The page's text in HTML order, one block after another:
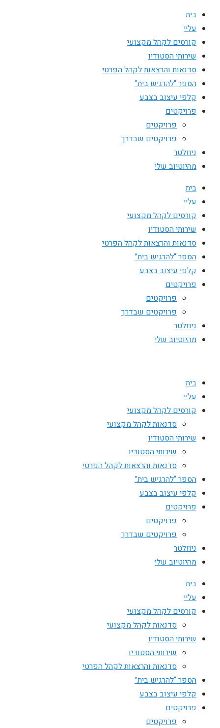
בית
עליי
קורסים לקהל מקצועי
שירותי הסטודיו
סדנאות והרצאות לקהל הפרטי
הספר “להרגיש בית”
קלפי עיצוב בצבע
פרויקטים
פרויקטים
פרויקטים שבדרך
ניוזלטר
מהיוטיוב שלי
בית
עליי
קורסים לקהל מקצועי
שירותי הסטודיו
סדנאות והרצאות לקהל הפרטי
הספר “להרגיש בית”
קלפי עיצוב בצבע
פרויקטים
פרויקטים
פרויקטים שבדרך
ניוזלטר
מהיוטיוב שלי
בית
עליי
קורסים לקהל מקצועי
סדנאות לקהל מקצועי
שירותי הסטודיו
שירותי הסטודיו
סדנאות והרצאות לקהל הפרטי
הספר “להרגיש בית”
קלפי עיצוב בצבע
פרויקטים
פרויקטים
פרויקטים שבדרך
ניוזלטר
מהיוטיוב שלי
בית
עליי
קורסים לקהל מקצועי
סדנאות לקהל מקצועי
שירותי הסטודיו
שירותי הסטודיו
סדנאות והרצאות לקהל הפרטי
הספר “להרגיש בית”
קלפי עיצוב בצבע
פרויקטים
פרויקטים